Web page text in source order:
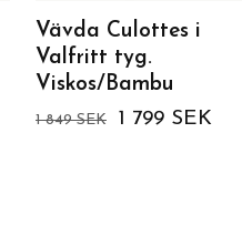
Vävda Culottes i
Valfritt tyg.
Viskos/Bambu
1 849 SEK 1 799 SEK